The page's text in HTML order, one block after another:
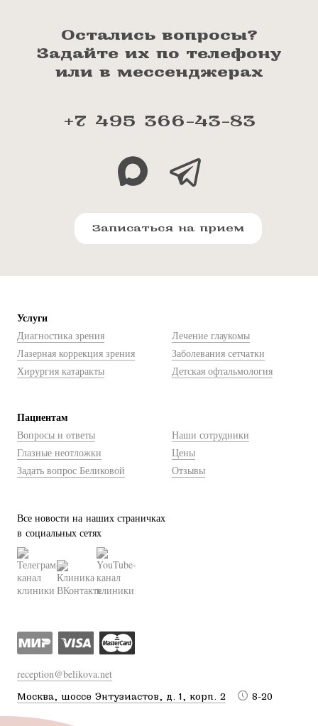
Остались вопросы?
Задайте их по телефону
или в мессенджерах
+7 495 366-43-83
Записаться на прием
Услуги
Диагностика зрения
Лазерная коррекция зрения
Хирургия катаракты
Лечение глаукомы
Заболевания сетчатки
Детская офтальмология
Пациентам
Вопросы и ответы
Глазные неотложки
Задать вопрос Беликовой
Наши сотрудники
Цены
Отзывы
Все новости на наших страничках
в социальных сетях
reception@belikova.net
Москва, шоссе Энтузиастов, д. 1, корп. 2 8-20